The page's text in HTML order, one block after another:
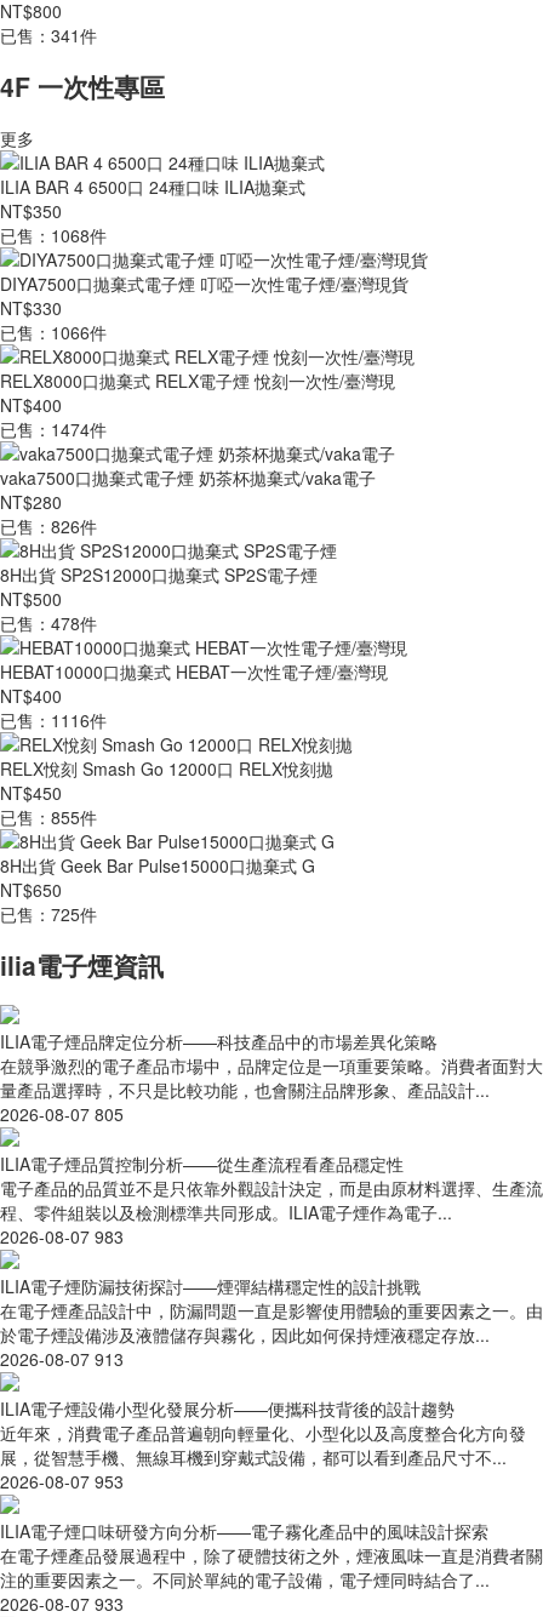
NT$800
已售：341件
4F 一次性專區
更多
ILIA BAR 4 6500口 24種口味 ILIA拋棄式
NT$350
已售：1068件
DIYA7500口拋棄式電子煙 叮啞一次性電子煙/臺灣現貨
NT$330
已售：1066件
RELX8000口拋棄式 RELX電子煙 悅刻一次性/臺灣現
NT$400
已售：1474件
vaka7500口拋棄式電子煙 奶茶杯拋棄式/vaka電子
NT$280
已售：826件
8H出貨 SP2S12000口拋棄式 SP2S電子煙
NT$500
已售：478件
HEBAT10000口拋棄式 HEBAT一次性電子煙/臺灣現
NT$400
已售：1116件
RELX悅刻 Smash Go 12000口 RELX悅刻拋
NT$450
已售：855件
8H出貨 Geek Bar Pulse15000口拋棄式 G
NT$650
已售：725件
ilia電子煙資訊
ILIA電子煙品牌定位分析——科技產品中的市場差異化策略
在競爭激烈的電子產品市場中，品牌定位是一項重要策略。消費者面對大
量產品選擇時，不只是比較功能，也會關注品牌形象、產品設計...
2026-08-07 805
ILIA電子煙品質控制分析——從生產流程看產品穩定性
電子產品的品質並不是只依靠外觀設計決定，而是由原材料選擇、生產流
程、零件組裝以及檢測標準共同形成。ILIA電子煙作為電子...
2026-08-07 983
ILIA電子煙防漏技術探討——煙彈結構穩定性的設計挑戰
在電子煙產品設計中，防漏問題一直是影響使用體驗的重要因素之一。由
於電子煙設備涉及液體儲存與霧化，因此如何保持煙液穩定存放...
2026-08-07 913
ILIA電子煙設備小型化發展分析——便攜科技背後的設計趨勢
近年來，消費電子產品普遍朝向輕量化、小型化以及高度整合化方向發
展，從智慧手機、無線耳機到穿戴式設備，都可以看到產品尺寸不...
2026-08-07 953
ILIA電子煙口味研發方向分析——電子霧化產品中的風味設計探索
在電子煙產品發展過程中，除了硬體技術之外，煙液風味一直是消費者關
注的重要因素之一。不同於單純的電子設備，電子煙同時結合了...
2026-08-07 933